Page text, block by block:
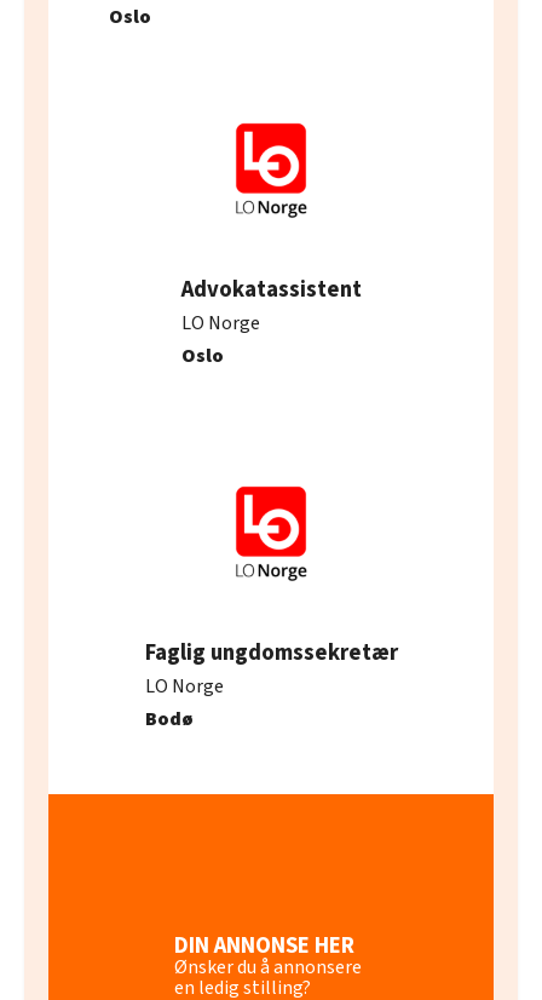
Oslo
Advokatassistent
LO Norge
Oslo
Faglig ungdomssekretær
LO Norge
Bodø
DIN ANNONSE HER
Ønsker du å annonsere
en ledig stilling?